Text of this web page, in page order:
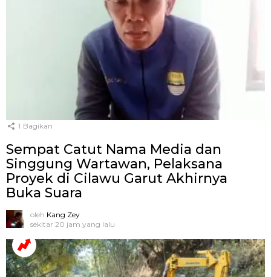
1 Bagikan
Sempat Catut Nama Media dan
Singgung Wartawan, Pelaksana
Proyek di Cilawu Garut Akhirnya
Buka Suara
oleh Kang Zey
sekitar 20 jam yang lalu